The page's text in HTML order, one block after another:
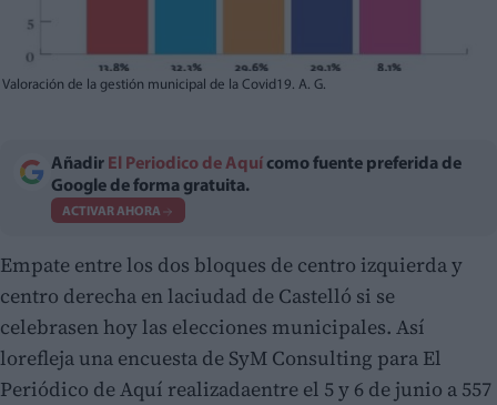
Valoración de la gestión municipal de la Covid19. A. G.
Añadir El Periodico de Aquí como fuente preferida de
Google de forma gratuita.
ACTIVAR AHORA
Empate entre los dos bloques de centro izquierda y
centro derecha en laciudad de Castelló si se
celebrasen hoy las elecciones municipales. Así
lorefleja una encuesta de SyM Consulting para El
Periódico de Aquí realizadaentre el 5 y 6 de junio a 557